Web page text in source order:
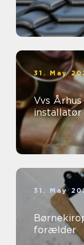
31. May
Vvs Århus sådan vælger du den rigtige
installatør
31. May
forælder